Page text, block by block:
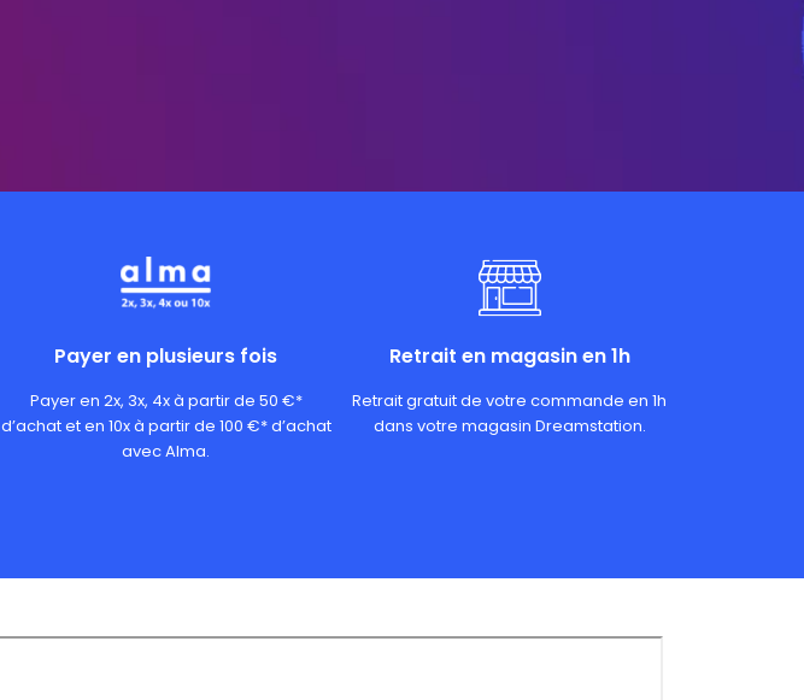
Payer en plusieurs fois
Payer en 2x, 3x, 4x à partir de 50 €*
d’achat et en 10x à partir de 100 €* d’achat
avec Alma.
Retrait en magasin en 1h
Retrait gratuit de votre commande en 1h
dans votre magasin Dreamstation.